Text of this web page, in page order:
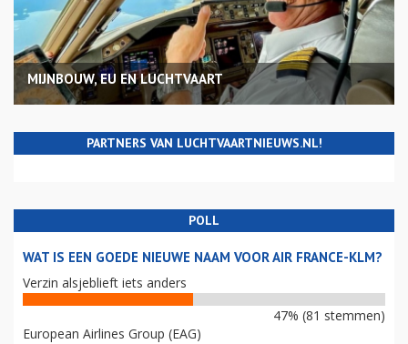
MIJNBOUW, EU EN LUCHTVAART
PARTNERS VAN LUCHTVAARTNIEUWS.NL!
POLL
WAT IS EEN GOEDE NIEUWE NAAM VOOR AIR FRANCE-KLM?
Verzin alsjeblieft iets anders
47% (81 stemmen)
European Airlines Group (EAG)